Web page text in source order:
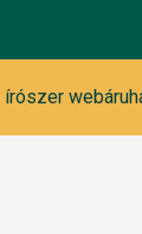
írószer